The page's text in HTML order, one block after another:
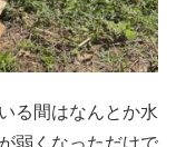
る間はなんとか水